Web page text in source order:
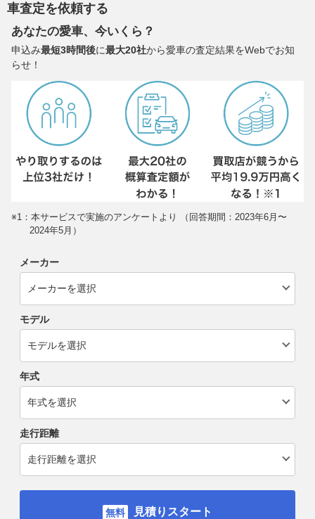
車査定を依頼する
あなたの愛車、今いくら？
申込み最短3時間後に最大20社から愛車の査定結果をWebでお知
らせ！
※1：本サービスで実施のアンケートより （回答期間：2023年6月〜
2024年5月）
メーカー
モデル
年式
走行距離
見積りスタート